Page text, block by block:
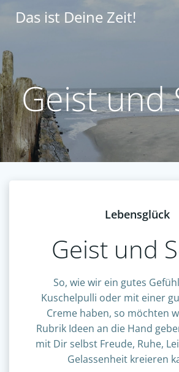
Das ist Deine Zeit!
Geist und
Lebensglück
Geist und
So, wie wir ein gutes
Kuschelpulli oder mit einer
Creme haben, so möchten
Rubrik Ideen an die Hand
mit Dir selbst Freude, Ruhe,
Gelassenheit kreieren